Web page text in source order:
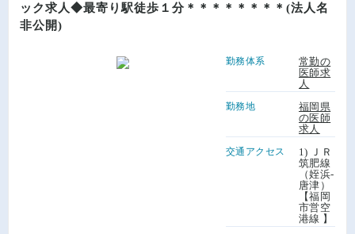
ック求人◆最寄り駅徒歩１分＊＊＊＊＊＊＊＊(法人名
非公開)
勤務体系
常勤の
医師求
人
勤務地
福岡県
の医師
求人
交通アクセス
1) ＪＲ
筑肥線
（姪浜-
唐津）
【福岡
市営空
港線 】